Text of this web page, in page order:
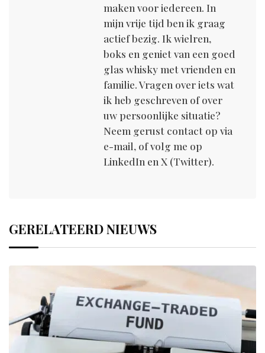
maken voor iedereen. In
mijn vrije tijd ben ik graag
actief bezig. Ik wielren,
boks en geniet van een goed
glas whisky met vrienden en
familie. Vragen over iets wat
ik heb geschreven of over
uw persoonlijke situatie?
Neem gerust contact op via
e-mail, of volg me op
LinkedIn en X (Twitter).
GERELATEERD NIEUWS